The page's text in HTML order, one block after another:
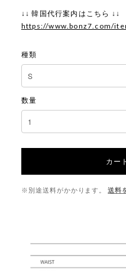
↓↓ 韓国代行案内はこちら ↓↓
https://www.bonz7.com/
種類
数量
カー
※別途送料がかかります。 送料